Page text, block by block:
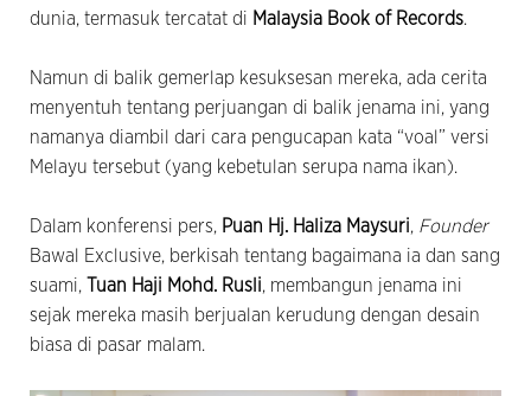
dunia, termasuk tercatat di Malaysia Book of Records.
Namun di balik gemerlap kesuksesan mereka, ada cerita
menyentuh tentang perjuangan di balik jenama ini, yang
namanya diambil dari cara pengucapan kata “voal” versi
Melayu tersebut (yang kebetulan serupa nama ikan).
Dalam konferensi pers, Puan Hj. Haliza Maysuri, Founder
Bawal Exclusive, berkisah tentang bagaimana ia dan sang
suami, Tuan Haji Mohd. Rusli, membangun jenama ini
sejak mereka masih berjualan kerudung dengan desain
biasa di pasar malam.